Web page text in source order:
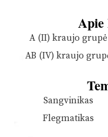
Apie
A (II) kraujo grupė
AB (IV) kraujo
Sangvinikas
Flegmatikas